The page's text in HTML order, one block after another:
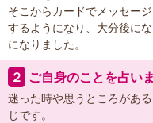
そこからカードでメッセー
するようになり、大分後に
になりました。
２ ご自身のことを占い
迷った時や思うところがあ
じです。